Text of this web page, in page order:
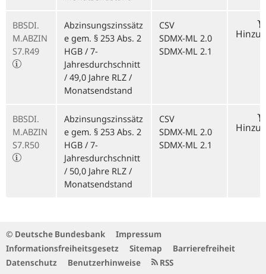
BBSDI.
M.ABZIN
S7.R49
Abzinsungszinssätz
e gem. § 253 Abs. 2
HGB / 7-
Jahresdurchschnitt
/ 49,0 Jahre RLZ /
Monatsendstand
CSV
SDMX-ML 2.0
SDMX-ML 2.1
BBSDI.
M.ABZIN
S7.R50
Abzinsungszinssätz
e gem. § 253 Abs. 2
HGB / 7-
Jahresdurchschnitt
/ 50,0 Jahre RLZ /
Monatsendstand
CSV
SDMX-ML 2.0
SDMX-ML 2.1
© Deutsche Bundesbank
Impressum
Informationsfreiheitsgesetz
Sitemap
Barrierefreiheit
Datenschutz
Benutzerhinweise RSS